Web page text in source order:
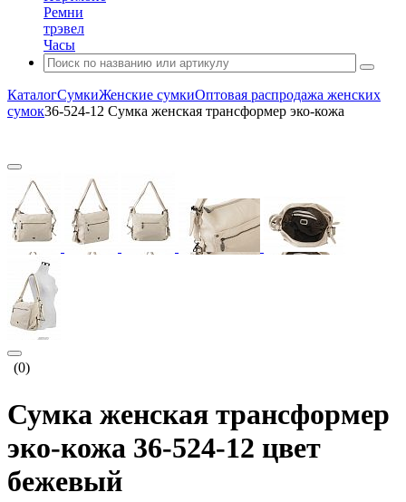
Ремни
трэвел
Часы
КаталогСумкиЖенские сумкиОптовая распродажа женских
сумок36-524-12 Сумка женская трансформер эко-кожа
(0)
Сумка женская трансформер
эко-кожа 36-524-12 цвет
бежевый